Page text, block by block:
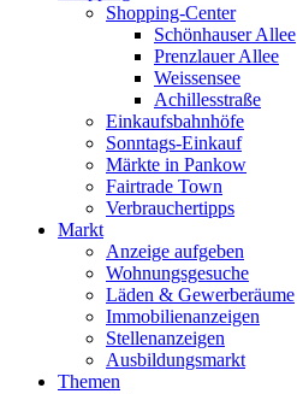
Shopping-Center
Schönhauser Allee
Prenzlauer Allee
Weissensee
Achillesstraße
Einkaufsbahnhöfe
Sonntags-Einkauf
Märkte in Pankow
Fairtrade Town
Verbrauchertipps
Markt
Anzeige aufgeben
Wohnungsgesuche
Läden & Gewerberäume
Immobilienanzeigen
Stellenanzeigen
Ausbildungsmarkt
Themen